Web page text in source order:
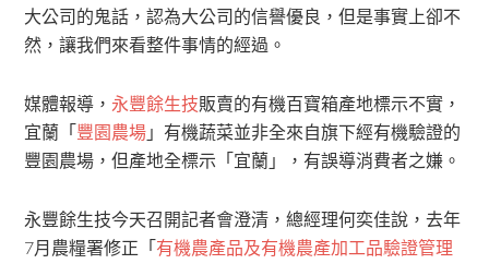
大公司的鬼話，認為大公司的信譽優良，但是事實上卻不
然，讓我們來看整件事情的經過。
媒體報導， 永豐餘生技販賣的有機百寶箱產地標示不實，
宜蘭「豐園農場 」有機蔬菜並非全來自旗下經有機驗證的
豐園農場，但產地全標示「宜蘭」，有誤導消費者之嫌。
永豐餘生技今天召開記者會澄清，總經理何奕佳說，去年
7月農糧署修正「有機農產品及有機農產加工品驗證管理